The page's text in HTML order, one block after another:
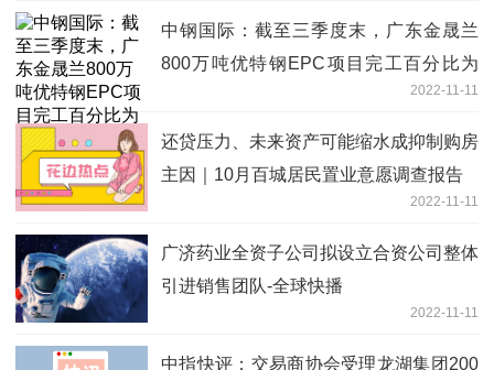
中钢国际：截至三季度末，广东金晟兰
800万吨优特钢EPC项目完工百分比为
2022-11-11
还贷压力、未来资产可能缩水成抑制购房
主因｜10月百城居民置业意愿调查报告
2022-11-11
广济药业全资子公司拟设立合资公司整体
引进销售团队-全球快播
2022-11-11
中指快评：交易商协会受理龙湖集团200